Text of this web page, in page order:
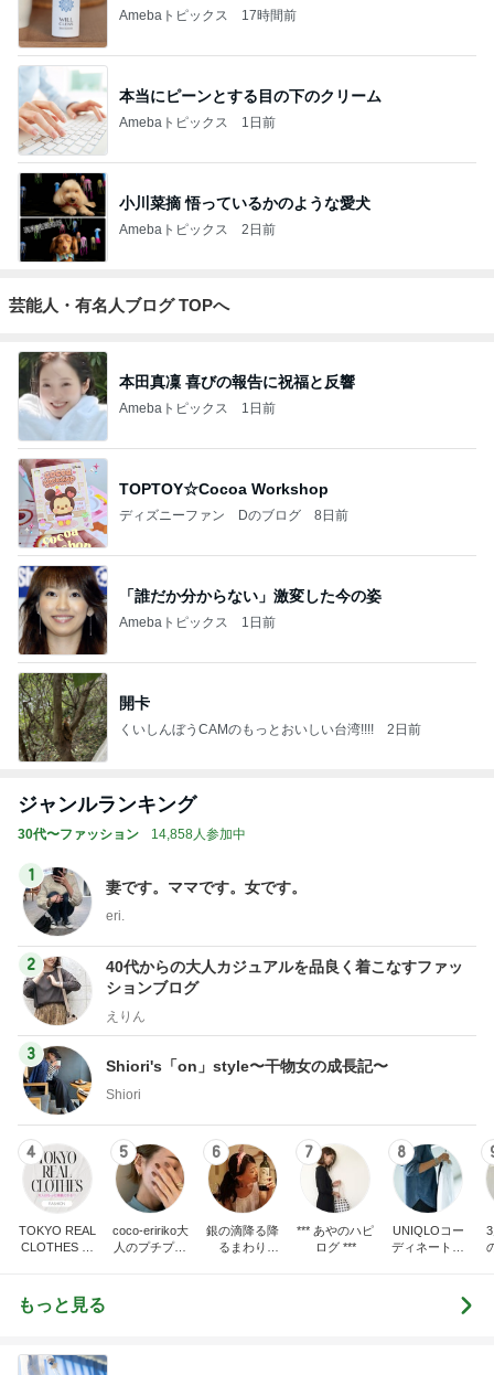
Amebaトピックス 17時間前
本当にピーンとする目の下のクリーム
Amebaトピックス 1日前
小川菜摘 悟っているかのような愛犬
Amebaトピックス 2日前
芸能人・有名人ブログ TOPへ
本田真凜 喜びの報告に祝福と反響
Amebaトピックス 1日前
TOPTOY☆Cocoa Workshop
ディズニーファン Dのブログ 8日前
「誰だか分からない」激変した今の姿
Amebaトピックス 1日前
開卡
くいしんぼうCAMのもっとおいしい台湾!!!! 2日前
ジャンルランキング
30代〜ファッション 14,858人参加中
1
妻です。ママです。女です。
eri.
2
40代からの大人カジュアルを品良く着こなすファッ
ションブログ
えりん
3
Shiori's「on」style〜干物女の成長記〜
Shiori
4
TOKYO REAL
CLOTHES 大
5
coco-eririko大
人のプチプラ
6
銀の滴降る降
るまわり
7
*** あやのハピ
ログ ***
8
UNIQLOコー
ディネート日
もっと見る